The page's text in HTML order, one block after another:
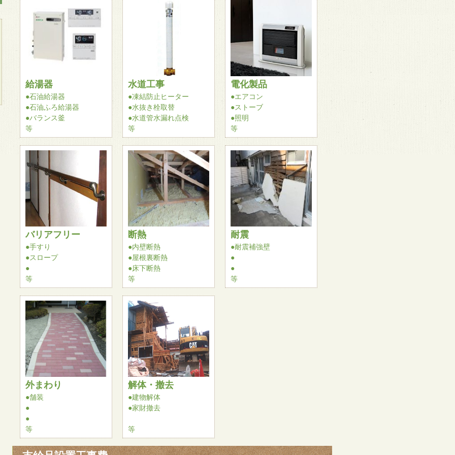
給湯器
●石油給湯器
●石油ふろ給湯器
●バランス釜
等
水道工事
●凍結防止ヒーター
●水抜き栓取替
●水道管水漏れ点検
等
電化製品
●エアコン
●ストーブ
●照明
等
バリアフリー
●手すり
●スロープ
●
等
断熱
●内壁断熱
●屋根裏断熱
●床下断熱
等
耐震
●耐震補強壁
●
●
等
外まわり
●舗装
●
●
等
解体・撤去
●建物解体
●家財撤去
等